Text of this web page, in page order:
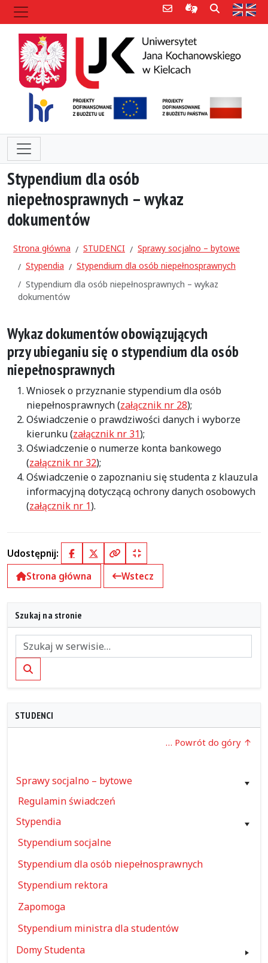
Poczta e-mailInformacje dla
Szukaj
Stypendium dla osób
niepełnosprawnych – wykaz
dokumentów
Strona główna STUDENCI
Sprawy socjalno – bytowe
Stypendia
Stypendium dla osób niepełnosprawnych
Stypendium dla osób niepełnosprawnych – wykaz
dokumentów
Wykaz dokumentów obowiązujących
przy ubieganiu się o stypendium dla osób
niepełnosprawnych
Wniosek o przyznanie stypendium dla osób
niepełnosprawnych (załącznik nr 28);
Oświadczenie o prawdziwości danych i wyborze
kierunku (załącznik nr 31);
Oświadczenie o numerze konta bankowego
(załącznik nr 32);
Oświadczenie o zapoznaniu się studenta z klauzula
informacyjną dotyczącą ochrony danych osobowych
(załącznik nr 1).
Udostępnij: FacebookX (Twitter)
Kopiuj pełny link
Kopiuj krótki link
Strona główna
Wstecz
Szukaj na stronie
Szukaj
STUDENCI
… Powrót do góry
Sprawy socjalno – bytowe
Regulamin świadczeń
Stypendia
Stypendium socjalne
Stypendium dla osób niepełnosprawnych
Stypendium rektora
Zapomoga
Stypendium ministra dla studentów
Domy Studenta